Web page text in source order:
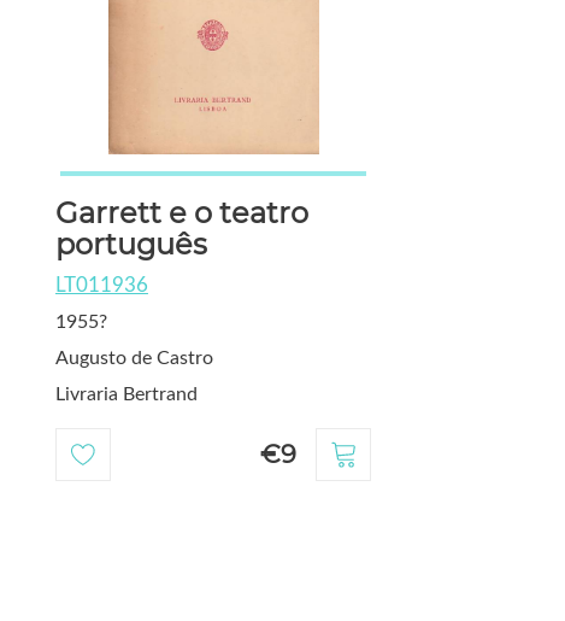
Garrett e o teatro
português
LT011936
1955?
Augusto de Castro
Livraria Bertrand
€9